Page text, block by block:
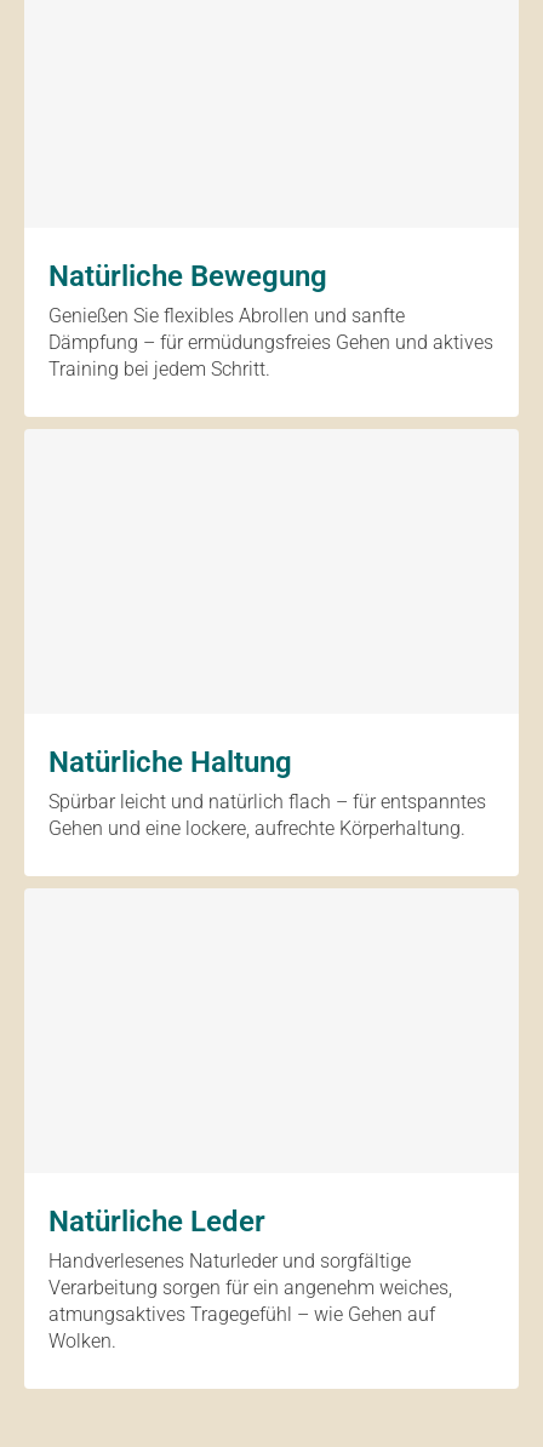
Natürliche Bewegung
Genießen Sie flexibles Abrollen und sanfte
Dämpfung – für ermüdungsfreies Gehen und aktives
Training bei jedem Schritt.
Natürliche Haltung
Spürbar leicht und natürlich flach – für entspanntes
Gehen und eine lockere, aufrechte Körperhaltung.
Natürliche Leder
Handverlesenes Naturleder und sorgfältige
Verarbeitung sorgen für ein angenehm weiches,
atmungsaktives Tragegefühl – wie Gehen auf
Wolken.